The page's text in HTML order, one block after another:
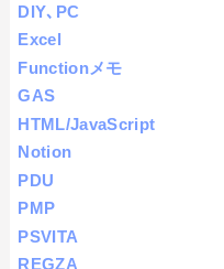
DIY､PC
Excel
Functionメモ
GAS
HTML/JavaScript
Notion
PDU
PMP
PSVITA
REGZA